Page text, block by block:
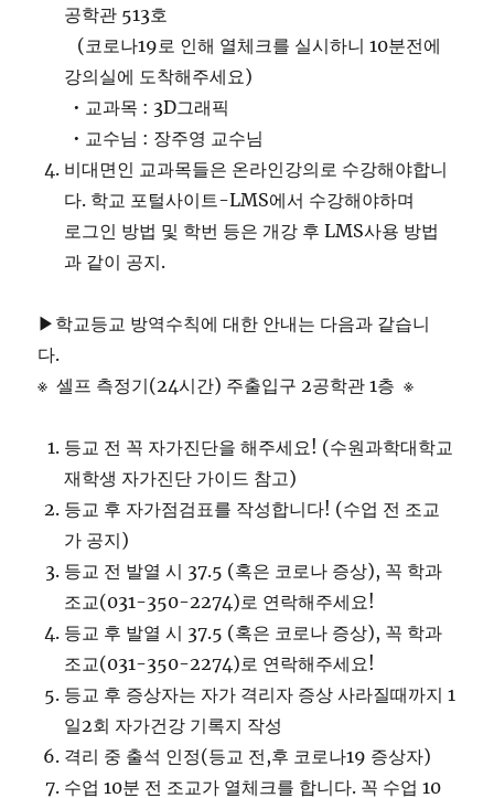
공학관 513호
(코로나19로 인해 열체크를 실시하니 10분전에
강의실에 도착해주세요)
• 교과목 : 3D그래픽
• 교수님 : 장주영 교수님
비대면인 교과목들은 온라인강의로 수강해야합니
다. 학교 포털사이트-LMS에서 수강해야하며
로그인 방법 및 학번 등은 개강 후 LMS사용 방법
과 같이 공지.
▶학교등교 방역수칙에 대한 안내는 다음과 같습니
다.
※ 셀프 측정기(24시간) 주출입구 2공학관 1층 ※
등교 전 꼭 자가진단을 해주세요! (수원과학대학교
재학생 자가진단 가이드 참고)
등교 후 자가점검표를 작성합니다! (수업 전 조교
가 공지)
등교 전 발열 시 37.5 (혹은 코로나 증상), 꼭 학과
조교(031-350-2274)로 연락해주세요!
등교 후 발열 시 37.5 (혹은 코로나 증상), 꼭 학과
조교(031-350-2274)로 연락해주세요!
등교 후 증상자는 자가 격리자 증상 사라질때까지 1
일2회 자가건강 기록지 작성
격리 중 출석 인정(등교 전,후 코로나19 증상자)
수업 10분 전 조교가 열체크를 합니다. 꼭 수업 10